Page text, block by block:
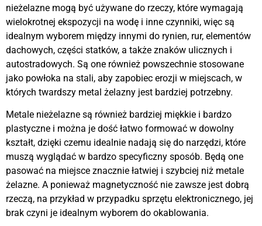
nieżelazne mogą być używane do rzeczy, które wymagają
wielokrotnej ekspozycji na wodę i inne czynniki, więc są
idealnym wyborem między innymi do rynien, rur, elementów
dachowych, części statków, a także znaków ulicznych i
autostradowych. Są one również powszechnie stosowane
jako powłoka na stali, aby zapobiec erozji w miejscach, w
których twardszy metal żelazny jest bardziej potrzebny.
Metale nieżelazne są również bardziej miękkie i bardzo
plastyczne i można je dość łatwo formować w dowolny
kształt, dzięki czemu idealnie nadają się do narzędzi, które
muszą wyglądać w bardzo specyficzny sposób. Będą one
pasować na miejsce znacznie łatwiej i szybciej niż metale
żelazne. A ponieważ magnetyczność nie zawsze jest dobrą
rzeczą, na przykład w przypadku sprzętu elektronicznego, jej
brak czyni je idealnym wyborem do okablowania.